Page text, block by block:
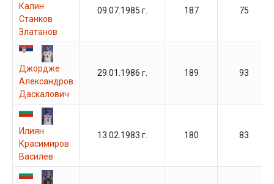
Калин
Станков
Златанов
09.07.1985 г. 187 75
Джордже
Александров
Даскалович
29.01.1986 г. 189 93
Илиян
Красимиров
Василев
13.02.1983 г. 180 83